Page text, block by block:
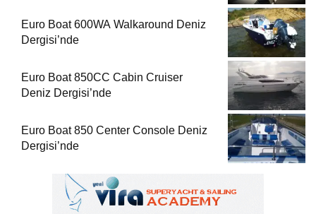
Euro Boat 600WA Walkaround Deniz
Dergisi’nde
Euro Boat 850CC Cabin Cruiser
Deniz Dergisi’nde
Euro Boat 850 Center Console Deniz
Dergisi’nde